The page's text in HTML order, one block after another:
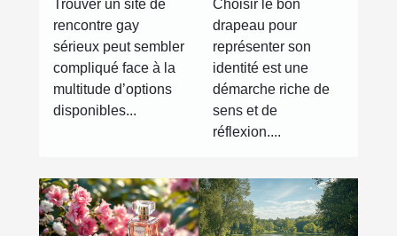
gay sérieux ?
Trouver un site de
rencontre gay
sérieux peut sembler
compliqué face à la
multitude d’options
disponibles...
votre
identité?
Choisir le bon
drapeau pour
représenter son
identité est une
démarche riche de
sens et de
réflexion....